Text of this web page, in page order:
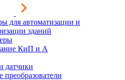
для автоматизации и
зданий
КиП и А
датчики
преобразователи